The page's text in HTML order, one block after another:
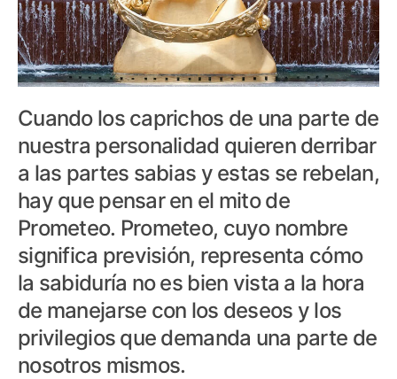
Cuando los caprichos de una parte de
nuestra personalidad quieren derribar
a las partes sabias y estas se rebelan,
hay que pensar en el mito de
Prometeo. Prometeo, cuyo nombre
significa previsión, representa cómo
la sabiduría no es bien vista a la hora
de manejarse con los deseos y los
privilegios que demanda una parte de
nosotros mismos.